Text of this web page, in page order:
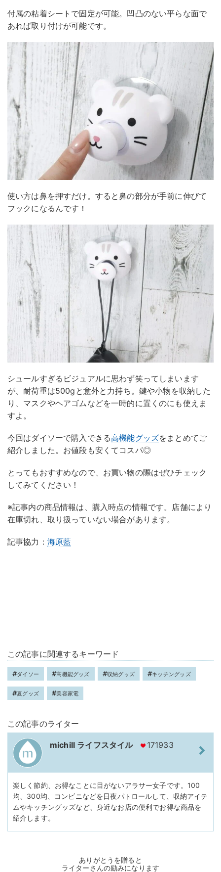
付属の粘着シートで固定が可能。凹凸のない平らな面で
あれば取り付けが可能です。
使い方は鼻を押すだけ。すると鼻の部分が手前に伸びて
フックになるんです！
シュールすぎるビジュアルに思わず笑ってしまいます
が、耐荷重は500gと意外と力持ち。鍵や小物を収納した
り、マスクやヘアゴムなどを一時的に置くのにも使えま
すよ。
今回はダイソーで購入できる高機能グッズをまとめてご
紹介しました。お値段も安くてコスパ◎
とってもおすすめなので、お買い物の際はぜひチェック
してみてください！
※記事内の商品情報は、購入時点の情報です。店舗により
在庫切れ、取り扱っていない場合があります。
記事協力： 海原藍
この記事に関連するキーワード
ダイソー 高機能グッズ 収納グッズ キッチングッズ
夏グッズ 美容家電
この記事のライター
michill ライフスタイル 171933
楽しく節約、お得なことに目がないアラサー女子です。100
均、300均、コンビニなどを日夜パトロールして、収納アイテ
ムやキッチングッズなど、身近なお店の便利でお得な商品を
紹介します。
ありがとうを贈ると
ライターさんの励みになります